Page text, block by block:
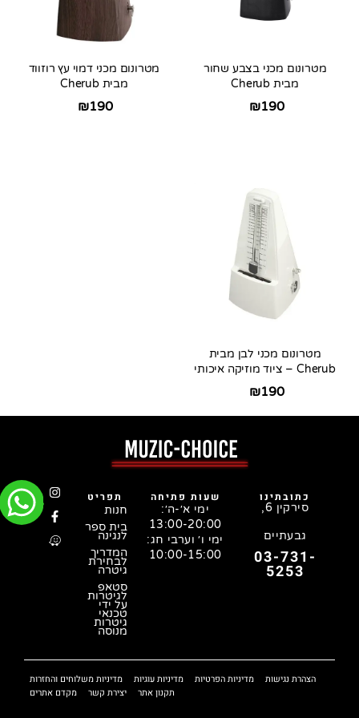
מטרונום מכני בצבע שחור
מבית Cherub
₪190
מטרונום מכני דמוי עץ רוזווד
מבית Cherub
₪190
מטרונום מכני לבן מבית
Cherub – ציוד מוזיקה איכותי
₪190
כתובתינו
סירקין 6,
גבעתיים
03-731-
5253
שעות פתיחה
ימי א׳-ה׳:
13:00-20:00
ימי ו׳ וערבי חג:
10:00-15:00
תפריט
חנות
בית ספר
לנגינה
המדריך
לבחירת
גיטרה
סטאפ
לגיטרות
על ידי
טכנאי
גיטרות
מנוסה
הצהרת נגישות מדיניות הפרטיות מדיניות עוגיות
מדיניות משלוחים והחזרות
תקנון אתר
יצירת קשר מקדם אתרים